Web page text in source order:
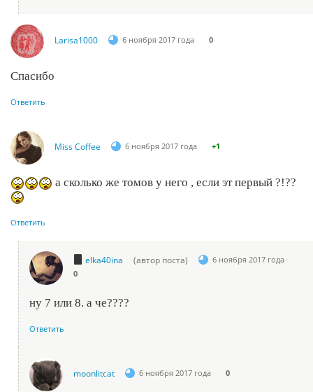
Larisa1000 6 ноября 2017 года 0
Спасибо
Ответить
Miss Coffee 6 ноября 2017 года +1
а сколько же томов у него , если эт первый ?!??
Ответить
elka40ina (автор поста)
6 ноября 2017 года
0
ну 7 или 8. а че????
Ответить
moonlitcat 6 ноября 2017 года 0